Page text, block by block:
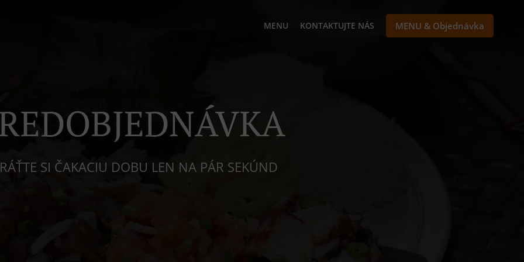
MENU KONTAKTUJTE NÁS MENU & Objednávka
SI ČAKACIU DOBU LEN NA PÁR SEKÚND